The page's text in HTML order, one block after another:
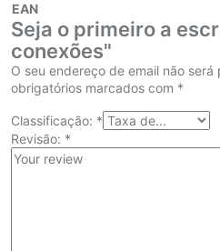
EAN
Seja o primeiro a
conexões"
O seu endereço de email não será
obrigatórios marcados com *
Classificação: *
Revisão: *